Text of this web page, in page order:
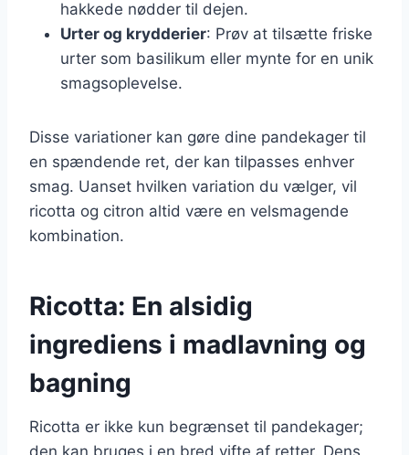
hakkede nødder til dejen.
Urter og krydderier: Prøv at tilsætte friske
urter som basilikum eller mynte for en unik
smagsoplevelse.
Disse variationer kan gøre dine pandekager til
en spændende ret, der kan tilpasses enhver
smag. Uanset hvilken variation du vælger, vil
ricotta og citron altid være en velsmagende
kombination.
Ricotta: En alsidig
ingrediens i madlavning og
bagning
Ricotta er ikke kun begrænset til pandekager;
den kan bruges i en bred vifte af retter. Dens